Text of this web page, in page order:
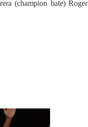
(champion bate) Roger